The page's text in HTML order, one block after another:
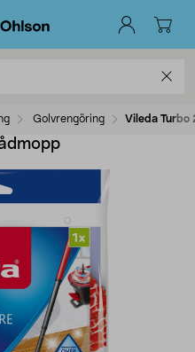
Golvrengöring Vileda Turbo